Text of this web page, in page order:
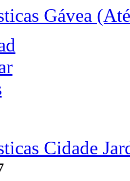
Gávea
Cidade